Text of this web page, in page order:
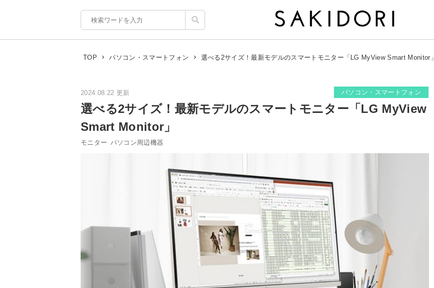
TOP パソコン・スマートフォン 選べる2サイズ！最新モデルのスマートモニター「LG MyView Smart Monitor」
2024.08.22 更新 パソコン・スマートフォン
選べる2サイズ！最新モデルのスマートモニター「LG MyView
Smart Monitor」
モニター パソコン周辺機器